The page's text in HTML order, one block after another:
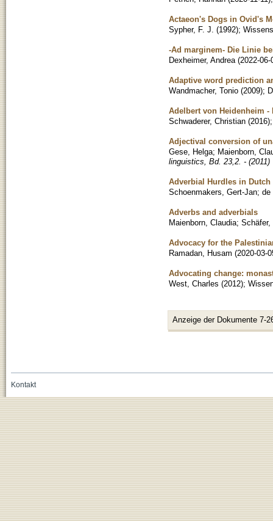
Actaeon's Dogs in Ovid's
Sypher, F. J. (1992);
-Ad marginem- Die Linie
Dexheimer, Andrea (2022-06-
Adaptive word prediction
Wandmacher, Tonio (2009);
Adelbert von Heidenheim -
Schwaderer, Christian (2016)
Adjectival conversion of
Gese, Helga; Maienborn,
linguistics, Bd. 23,2. - (2011)
Adverbial Hurdles in
Schoenmakers, Gert-Jan; de
Adverbs and adverbials
Maienborn, Claudia; Schäfer,
Advocacy for the
Ramadan, Husam (2020-03-
Advocating change:
West, Charles (2012);
Anzeige der Dokumente 7-
Kontakt